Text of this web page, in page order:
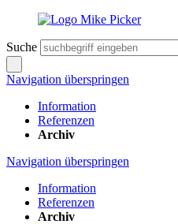
Suche
Navigation überspringen
Information
Referenzen
Archiv
Navigation überspringen
Information
Referenzen
Archiv